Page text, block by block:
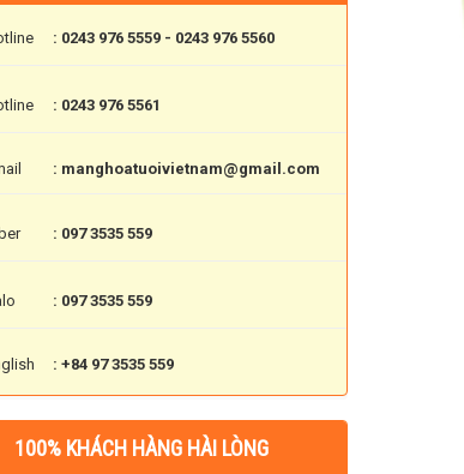
: 0243 976 5559 - 0243 976 5560
: 0243 976 5561
: manghoatuoivietnam@gmail.com
: 097 3535 559
: 097 3535 559
: +84 97 3535 559
100% KHÁCH HÀNG HÀI LÒNG